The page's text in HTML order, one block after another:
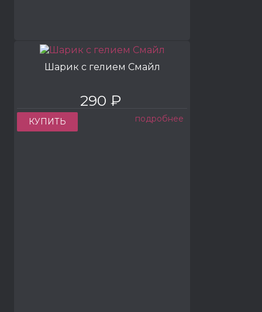
Шарик с гелием Смайл
290 ₽
КУПИТЬ подробнее